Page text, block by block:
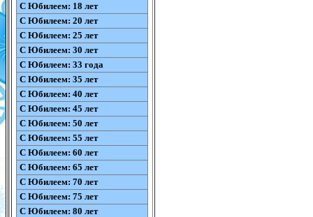
С Юбилеем: 18 лет
С Юбилеем: 20 лет
С Юбилеем: 25 лет
С Юбилеем: 30 лет
С Юбилеем: 33 года
С Юбилеем: 35 лет
С Юбилеем: 40 лет
С Юбилеем: 45 лет
С Юбилеем: 50 лет
С Юбилеем: 55 лет
С Юбилеем: 60 лет
С Юбилеем: 65 лет
С Юбилеем: 70 лет
С Юбилеем: 75 лет
С Юбилеем: 80 лет